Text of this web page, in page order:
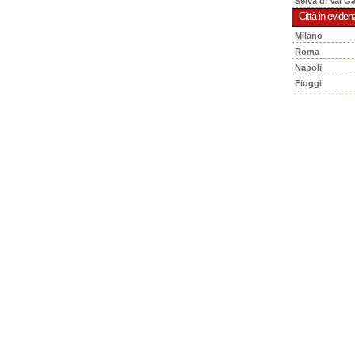
Città in
Milano
Roma
Napoli
Fiuggi